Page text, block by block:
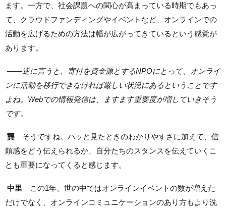
ます。一方で、社会課題への関心が高まっている時期でもあっ
て、クラウドファンディングやイベントなど、オンラインでの
活動を広げるための方法は幅が広がってきているという感覚が
あります。
——逆に言うと、寄付を資金源とするNPOにとって、オンライ
ンに活動を移行できなければ厳しい状況にあるということです
よね。Webでの情報発信は、ますます重要度が増していきそう
です。
龔 そうですね。パッと見たときのわかりやすさに加えて、信
頼感をどう伝えられるか、自分たちのスタンスを伝えていくこ
とも重要になってくると感じます。
中里
この1年、世の中ではオンラインイベントの数が増えた
だけでなく、オンラインコミュニケーションのあり方もより洗